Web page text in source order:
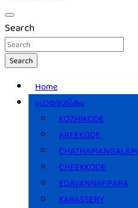
CTV Online
Search
Search
Home
പ്രാദേശികം
KOZHIKODE
AREEKODE
CHATHAMANGALAM
CHEEKKODE
EDAVANNAPPARA
KARASSERY